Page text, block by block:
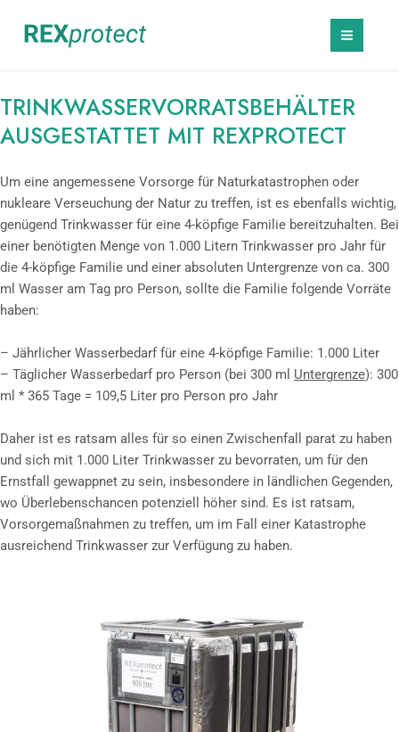
Inhalt
MAIN
TRINKWASSERVORRATSBEHÄLTER
AUSGESTATTET MIT REXPROTECT
Um eine angemessene Vorsorge für Naturkatastrophen oder
nukleare Verseuchung der Natur zu treffen, ist es ebenfalls wichtig,
genügend Trinkwasser für eine 4-köpfige Familie bereitzuhalten. Bei
einer benötigten Menge von 1.000 Litern Trinkwasser pro Jahr für
die 4-köpfige Familie und einer absoluten Untergrenze von ca. 300
ml Wasser am Tag pro Person, sollte die Familie folgende Vorräte
haben:
– Jährlicher Wasserbedarf für eine 4-köpfige Familie: 1.000 Liter
– Täglicher Wasserbedarf pro Person (bei 300 ml Untergrenze): 300
ml * 365 Tage = 109,5 Liter pro Person pro Jahr
Daher ist es ratsam alles für so einen Zwischenfall parat zu haben
und sich mit 1.000 Liter Trinkwasser zu bevorraten, um für den
Ernstfall gewappnet zu sein, insbesondere in ländlichen Gegenden,
wo Überlebenschancen potenziell höher sind. Es ist ratsam,
Vorsorgemaßnahmen zu treffen, um im Fall einer Katastrophe
ausreichend Trinkwasser zur Verfügung zu haben.